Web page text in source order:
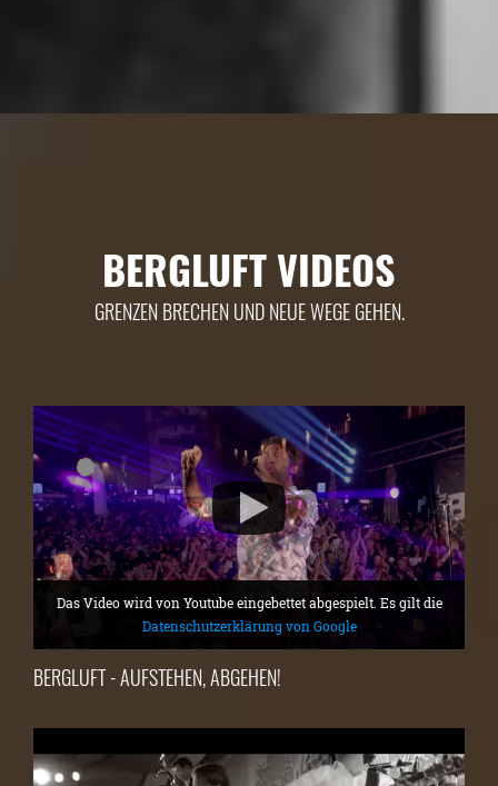
BERGLUFT VIDEOS
GRENZEN BRECHEN UND NEUE WEGE GEHEN.
Das Video wird von Youtube eingebettet abgespielt. Es gilt die
Datenschutzerklärung von Google
BERGLUFT - AUFSTEHEN, ABGEHEN!